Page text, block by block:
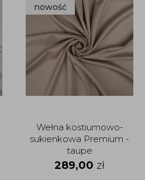
nowość
Wełna kostiumowo-
sukienkowa Premium -
taupe
289,00 zł